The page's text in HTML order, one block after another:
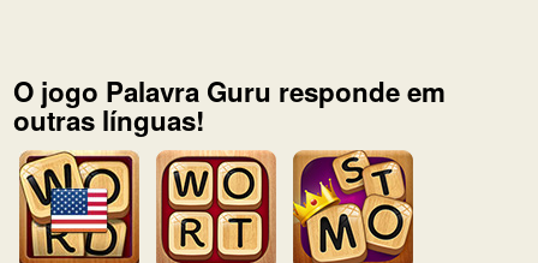
O jogo Palavra Guru responde em
outras línguas!